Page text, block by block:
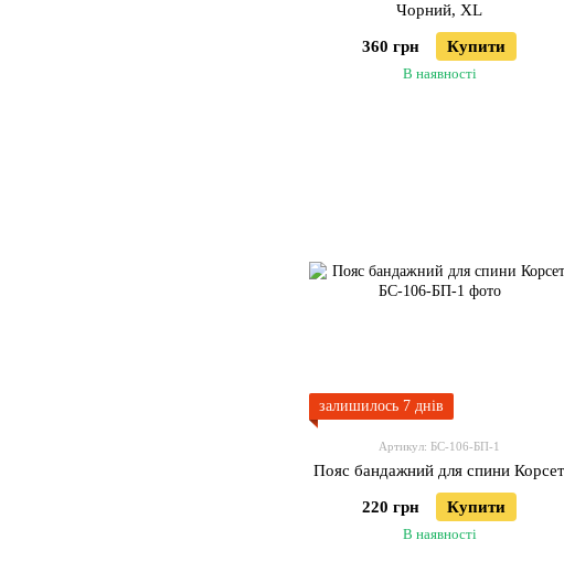
Чорний, XL
360 грн Купити
В наявності
залишилось 7 днів
Артикул: БС-106-БП-1
Пояс бандажний для спини Корсет
220 грн Купити
В наявності